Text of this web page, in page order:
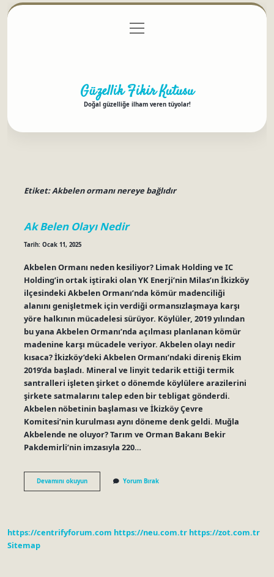
Gizlilik Politikası
menüyü
aç
Güzellik Fikir Kutusu
Doğal güzelliğe ilham veren tüyolar!
Etiket:Akbelen ormanı nereye bağlıdır
Ak Belen Olayı Nedir
Tarih: Ocak 11, 2025
Akbelen Ormanı neden kesiliyor? Limak Holding ve IC
Holding’in ortak iştiraki olan YK Enerji’nin Milas’ın İkizköy
ilçesindeki Akbelen Ormanı’nda kömür madenciliği
alanını genişletmek için verdiği ormansızlaşmaya karşı
yöre halkının mücadelesi sürüyor. Köylüler, 2019 yılından
bu yana Akbelen Ormanı’nda açılması planlanan kömür
madenine karşı mücadele veriyor. Akbelen olayı nedir
kısaca? İkizköy’deki Akbelen Ormanı’ndaki direniş Ekim
2019’da başladı. Mineral ve linyit tedarik ettiği termik
santralleri işleten şirket o dönemde köylülere arazilerini
şirkete satmalarını talep eden bir tebligat gönderdi.
Akbelen nöbetinin başlaması ve İkizköy Çevre
Komitesi’nin kurulması aynı döneme denk geldi. Muğla
Akbelende ne oluyor? Tarım ve Orman Bakanı Bekir
Pakdemirli’nin imzasıyla 220…
Devamını okuyunAk
Belen
Yorum Bırak
https://centrifyforum.com https://neu.com.tr https://zot.com.tr
Sitemap